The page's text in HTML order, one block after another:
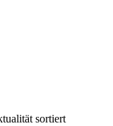
sortiert